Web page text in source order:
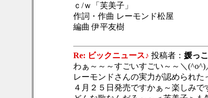
ｃ/ｗ「芙美子」
作詞・作曲 レーモンド松屋
編曲 伊平友樹
Re: ビックニュース♪ 投稿者： 媛っこ
わぁ～～～すごいすごい～～＼
レーモンドさんの実力が認められ
４月２５日発売ですかぁ～楽しみで